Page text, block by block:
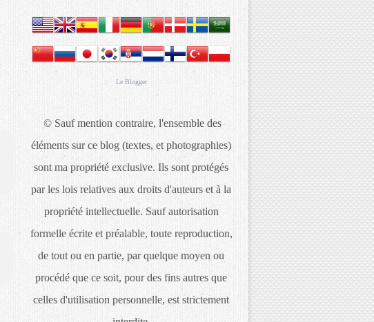
Le Blogger
© Sauf mention contraire, l'ensemble des
éléments sur ce blog (textes, et photographies)
sont ma propriété exclusive. Ils sont protégés
par les lois relatives aux droits d'auteurs et à la
propriété intellectuelle. Sauf autorisation
formelle écrite et préalable, toute reproduction,
de tout ou en partie, par quelque moyen ou
procédé que ce soit, pour des fins autres que
celles d'utilisation personnelle, est strictement